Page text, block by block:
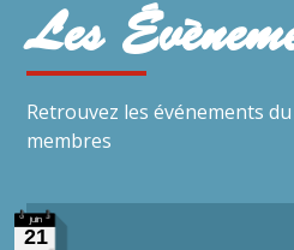
Les
Retrouvez les événements
membres
juin
21